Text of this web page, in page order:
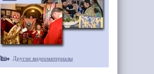
Другие видеоматериалы